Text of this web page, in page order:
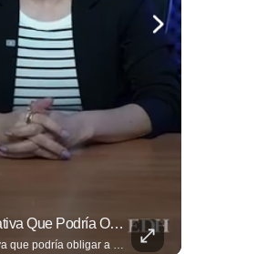
La Normativa Que Podría Obligar A Miles De Solicitantes A Salir De Estados Unidos Para Tramitar Su Residencia En Sus Países De Origen Sigue Vigente.